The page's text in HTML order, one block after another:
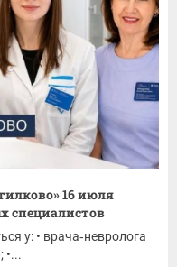
16 июля
специалистов
у: • врача‑невролога
•...